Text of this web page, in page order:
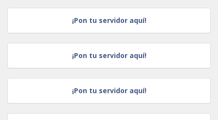
¡Pon tu servidor aquí!
¡Pon tu servidor aquí!
¡Pon tu servidor aquí!